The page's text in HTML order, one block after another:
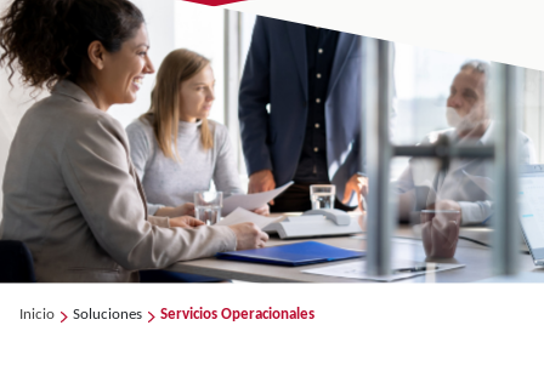
Inicio Soluciones Servicios Operacionales